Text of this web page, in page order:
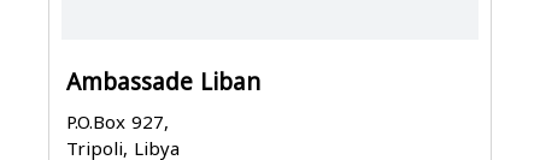
Ambassade Liban
P.O.Box 927,
Tripoli, Libya